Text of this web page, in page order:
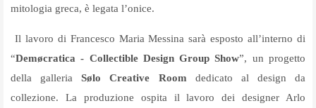
mitologia greca, è legata l’onice.
Il lavoro di Francesco Maria Messina sarà esposto all’interno di
“Demøcratica - Collectible Design Group Show”, un progetto
della galleriaSølo Creative Room dedicato al design da
collezione. La produzione ospita il lavoro dei designer Arlo